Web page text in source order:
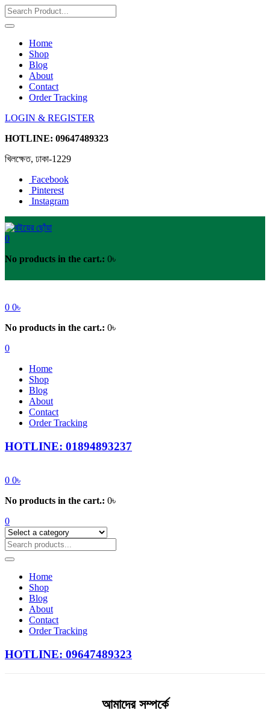
Home
Shop
Blog
About
Contact
Order Tracking
LOGIN & REGISTER
HOTLINE: 09647489323
খিলক্ষেত, ঢাকা-1229
Facebook
Pinterest
Instagram
0
No products in the cart.: 0৳
0 0৳
No products in the cart.: 0৳
0
Home
Shop
Blog
About
Contact
Order Tracking
HOTLINE: 01894893237
0 0৳
No products in the cart.: 0৳
0
Home
Shop
Blog
About
Contact
Order Tracking
HOTLINE: 09647489323
আমাদের সম্পর্কে